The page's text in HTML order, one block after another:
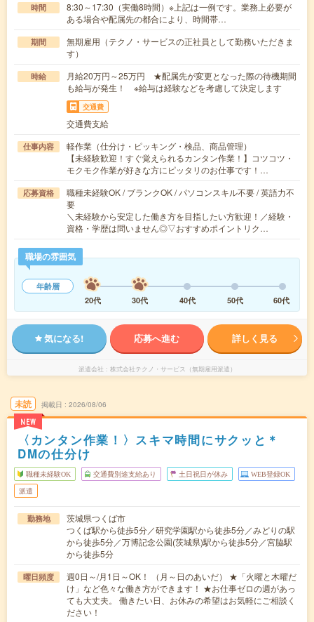
時間
8:30～17:30（実働8時間）※上記は一例です。業務上必要が
ある場合や配属先の都合により、時間帯…
期間
無期雇用（テクノ・サービスの正社員として勤務いただきま
す）
時給
月給20万円～25万円 ★配属先が変更となった際の待機期間
も給与が発生！ ※給与は経験などを考慮して決定します
交通費
交通費支給
仕事内容
軽作業（仕分け・ピッキング・検品、商品管理）
【未経験歓迎！すぐ覚えられるカンタン作業！】コツコツ・
モクモク作業が好きな方にピッタリのお仕事です！…
応募資格
職種未経験OK / ブランクOK / パソコンスキル不要 / 英語力不
要
＼未経験から安定した働き方を目指したい方歓迎！／経験・
資格・学歴は問いません◎▽おすすめポイントリク…
職場の雰囲気
年齢層
20代
30代 40代 50代 60代
気になる! 応募へ進む 詳しく見る
派遣会社 株式会社テクノ・サービス（無期雇用派遣）
未読
NEW
掲載日 2026/08/06
〈カンタン作業！〉スキマ時間にサクッと＊
DMの仕分け
職種未経験OK 交通費別途支給あり 土日祝日が休み WEB登録OK
派遣
勤務地
茨城県つくば市
つくば駅から徒歩5分／研究学園駅から徒歩5分／みどりの駅
から徒歩5分／万博記念公園(茨城県)駅から徒歩5分／宮脇駅
から徒歩5分
曜日頻度
週0日～/月1日～OK！ （月～日のあいだ） ★「火曜と木曜だ
け」など色々な働き方ができます！ ★お仕事ゼロの週があっ
ても大丈夫。 働きたい日、お休みの希望はお気軽にご相談く
ださい！